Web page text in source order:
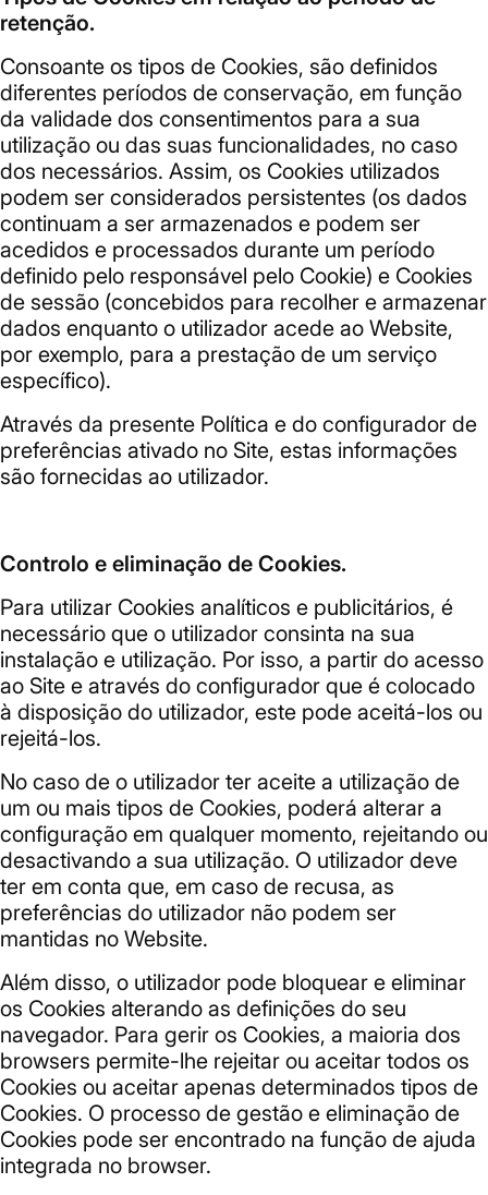
retenção.
Consoante os tipos de Cookies, são definidos
diferentes períodos de conservação, em função
da validade dos consentimentos para a sua
utilização ou das suas funcionalidades, no caso
dos necessários. Assim, os Cookies utilizados
podem ser considerados persistentes (os dados
continuam a ser armazenados e podem ser
acedidos e processados durante um período
definido pelo responsável pelo Cookie) e Cookies
de sessão (concebidos para recolher e armazenar
dados enquanto o utilizador acede ao Website,
por exemplo, para a prestação de um serviço
específico).
Através da presente Política e do configurador de
preferências ativado no Site, estas informações
são fornecidas ao utilizador.
Controlo e eliminação de Cookies.
Para utilizar Cookies analíticos e publicitários, é
necessário que o utilizador consinta na sua
instalação e utilização. Por isso, a partir do acesso
ao Site e através do configurador que é colocado
à disposição do utilizador, este pode aceitá-los ou
rejeitá-los.
No caso de o utilizador ter aceite a utilização de
um ou mais tipos de Cookies, poderá alterar a
configuração em qualquer momento, rejeitando ou
desactivando a sua utilização. O utilizador deve
ter em conta que, em caso de recusa, as
preferências do utilizador não podem ser
mantidas no Website.
Além disso, o utilizador pode bloquear e eliminar
os Cookies alterando as definições do seu
navegador. Para gerir os Cookies, a maioria dos
browsers permite-lhe rejeitar ou aceitar todos os
Cookies ou aceitar apenas determinados tipos de
Cookies. O processo de gestão e eliminação de
Cookies pode ser encontrado na função de ajuda
integrada no browser.